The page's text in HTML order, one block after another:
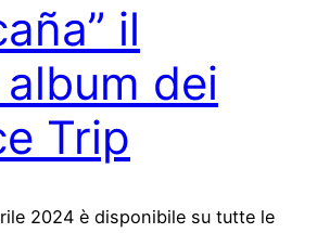
il
dei
Trip
2024 è disponibile su tutte le